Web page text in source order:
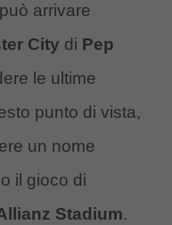
arrivare
City di Pep
le ultime
punto di vista,
un nome
il gioco di
Stadium.